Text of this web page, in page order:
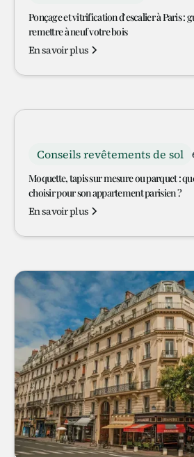
Ponçage et vitrification d'escalier à Paris :
remettre à neuf votre bois
En savoir plus
Conseils revêtements de sol
Moquette, tapis sur mesure ou parquet :
choisir pour son appartement parisien ?
En savoir plus